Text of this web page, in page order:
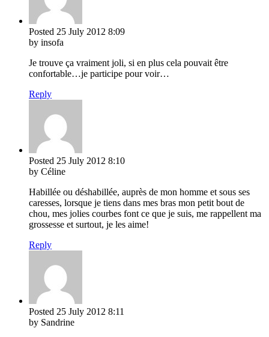
Posted 25 July 2012 8:09
by insofa
Je trouve ça vraiment joli, si en plus cela pouvait être
confortable…je participe pour voir…
Reply
Posted 25 July 2012 8:10
by Céline
Habillée ou déshabillée, auprès de mon homme et sous ses
caresses, lorsque je tiens dans mes bras mon petit bout de
chou, mes jolies courbes font ce que je suis, me rappellent ma
grossesse et surtout, je les aime!
Reply
Posted 25 July 2012 8:11
by Sandrine